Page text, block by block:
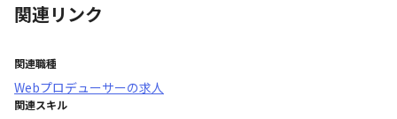
関連リンク
関連職種
Webプロデューサーの求人
関連スキル